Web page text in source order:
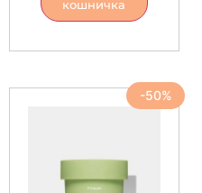
кошничка
-50%